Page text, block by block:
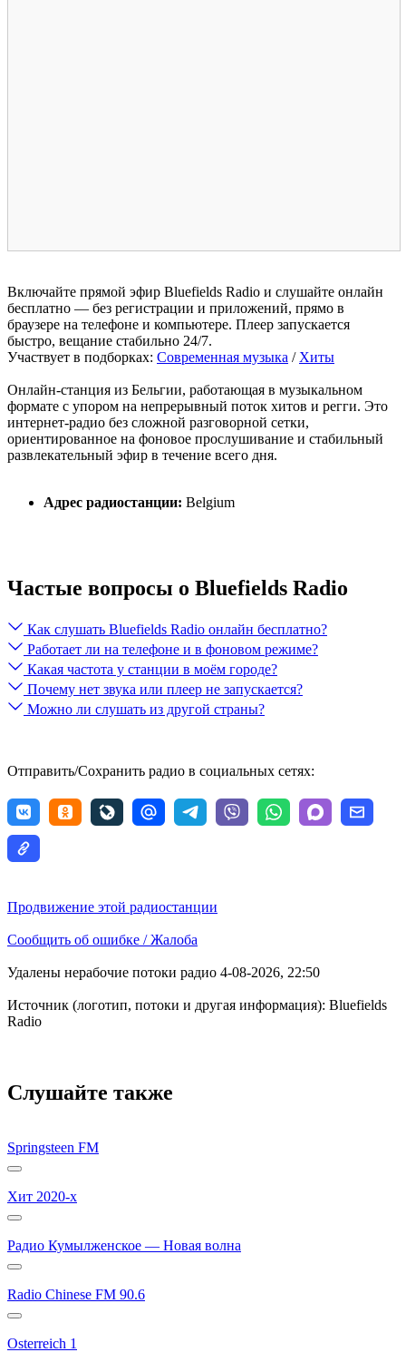
Включайте прямой эфир Bluefields Radio и слушайте онлайн
бесплатно — без регистрации и приложений, прямо в
браузере на телефоне и компьютере. Плеер запускается
быстро, вещание стабильно 24/7.
Участвует в подборках: Современная музыка / Хиты
Онлайн-станция из Бельгии, работающая в музыкальном
формате с упором на непрерывный поток хитов и регги. Это
интернет-радио без сложной разговорной сетки,
ориентированное на фоновое прослушивание и стабильный
развлекательный эфир в течение всего дня.
Адрес радиостанции: Belgium
Частые вопросы о Bluefields Radio
Как слушать Bluefields Radio онлайн бесплатно?
Работает ли на телефоне и в фоновом режиме?
Какая частота у станции в моём городе?
Почему нет звука или плеер не запускается?
Можно ли слушать из другой страны?
Отправить/Сохранить радио в социальных сетях:
Продвижение этой радиостанции
Сообщить об ошибке / Жалоба
Удалены нерабочие потоки радио 4-08-2026, 22:50
Источник (логотип, потоки и другая информация): Bluefields
Radio
Слушайте также
Springsteen FM
Хит 2020-х
Радио Кумылженское — Новая волна
Radio Chinese FM 90.6
Osterreich 1